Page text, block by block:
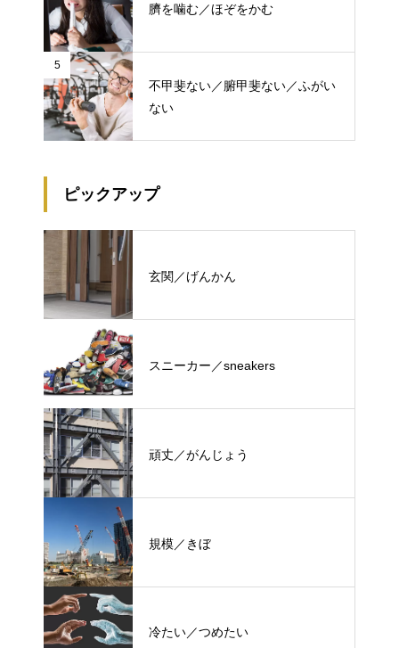
臍を噛む／ほぞをかむ
5
不甲斐ない／腑甲斐ない／ふがい
ない
ピックアップ
玄関／げんかん
スニーカー／sneakers
頑丈／がんじょう
規模／きぼ
冷たい／つめたい